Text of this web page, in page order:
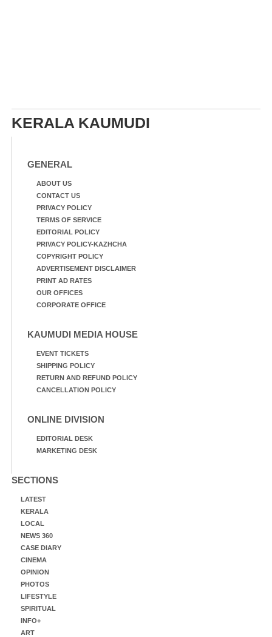
KERALA KAUMUDI
GENERAL
ABOUT US
CONTACT US
PRIVACY POLICY
TERMS OF SERVICE
EDITORIAL POLICY
PRIVACY POLICY-KAZHCHA
COPYRIGHT POLICY
ADVERTISEMENT DISCLAIMER
PRINT AD RATES
OUR OFFICES
CORPORATE OFFICE
KAUMUDI MEDIA HOUSE
EVENT TICKETS
SHIPPING POLICY
RETURN AND REFUND POLICY
CANCELLATION POLICY
ONLINE DIVISION
EDITORIAL DESK
MARKETING DESK
SECTIONS
LATEST
KERALA
LOCAL
NEWS 360
CASE DIARY
CINEMA
OPINION
PHOTOS
LIFESTYLE
SPIRITUAL
INFO+
ART